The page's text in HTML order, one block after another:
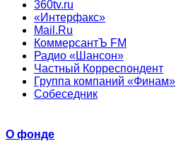
360tv.ru
«Интерфакс»
Mail.Ru
КоммерсантЪ FM
Радио «Шансон»
Частный Корреспондент
Группа компаний «Финам»
Собеседник
О фонде